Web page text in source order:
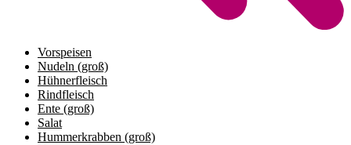
Vorspeisen
Nudeln (groß)
Hühnerfleisch
Rindfleisch
Ente (groß)
Salat
Hummerkrabben (groß)